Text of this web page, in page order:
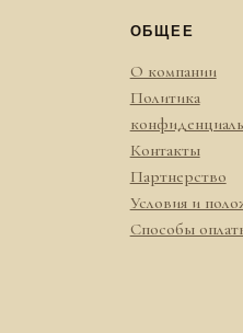
ОБЩЕЕ
О компании
Политика
Контакты
Партнерство
Условия и
Способы